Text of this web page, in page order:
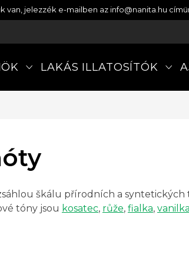
van, jelezzék e-mailben az info@nanita.hu
LAKÁS ILLATOSÍTÓK
škálu přírodních a
tóny jsou kosatec, růže, fialka, vanilka